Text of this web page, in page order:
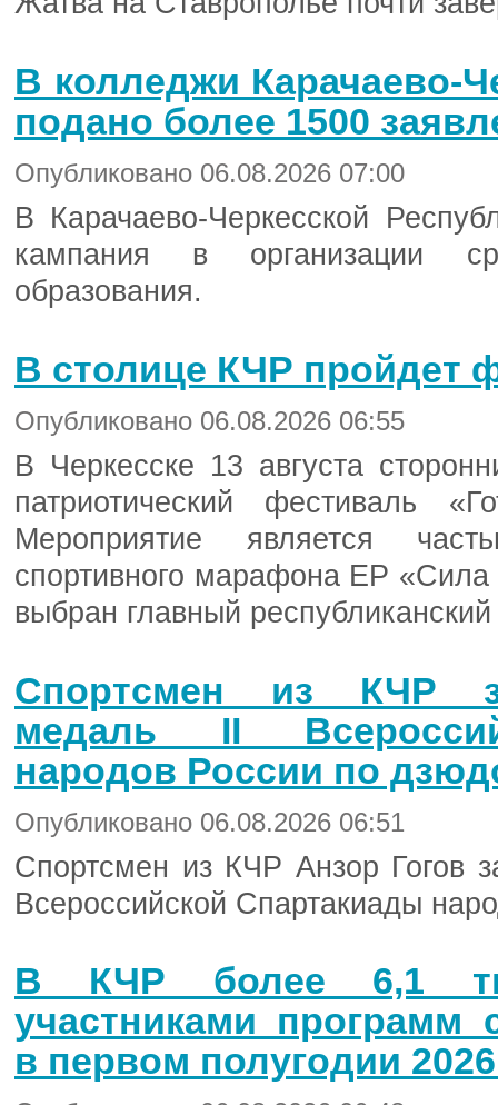
В колледжи Карачаево-
подано более 1500
Опубликовано 06.08.2026 07:00
В Карачаево-Черкесской
кампания в организации
образования.
В столице КЧР пройдет
Опубликовано 06.08.2026 06:55
В Черкесске 13 августа
патриотический фестиваль
Мероприятие является
спортивного марафона ЕР
выбран главный
Спортсмен из КЧР
медаль II
народов России по
Опубликовано 06.08.2026 06:51
Спортсмен из КЧР Анзор Гогов
Всероссийской Спартакиады
В КЧР более 6,1
участниками программ
в первом полугодии